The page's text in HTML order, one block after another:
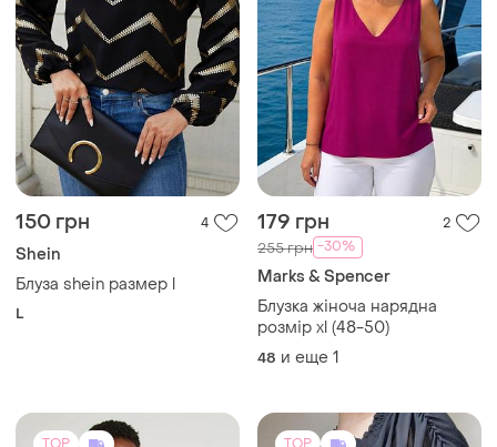
150 грн 4
Shein
Блуза shein размер l
L
179 грн 2
255 грн -30%
Marks & Spencer
Блузка жіноча нарядна
розмір xl (48-50)
48 и еще 1